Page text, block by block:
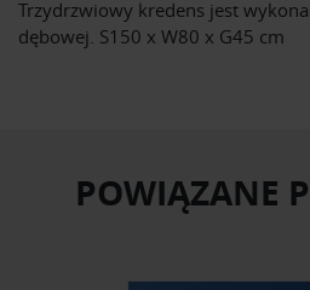
Trzydrzwiowy kredens jest
dębowej. S150 x W80 x G45 cm
POWIĄZANE